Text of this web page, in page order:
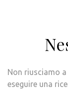
Non riusciamo
eseguire una